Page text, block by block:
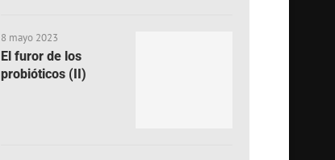
8 mayo 2023
El furor de los
probióticos (II)